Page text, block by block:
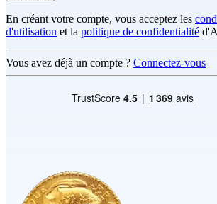
En créant votre compte, vous acceptez les
d'utilisation et la politique de confidentialité
Vous avez déjà un compte ? Connectez-vous